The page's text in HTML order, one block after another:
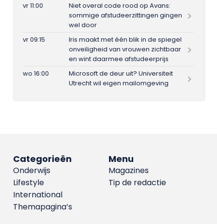
vr 11:00
Niet overal code rood op Avans:
sommige afstudeerzittingen gingen
wel door
vr 09:15
Iris maakt met één blik in de spiegel
onveiligheid van vrouwen zichtbaar
en wint daarmee afstudeerprijs
wo 16:00
Microsoft de deur uit? Universiteit
Utrecht wil eigen mailomgeving
Menu
Magazines
Tip de redactie
Categorieën
Onderwijs
Lifestyle
International
Themapagina’s